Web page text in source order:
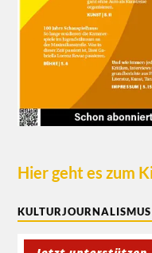
Hier geht es zum